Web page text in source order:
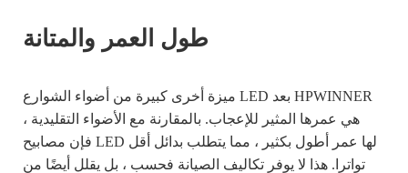
طول العمر والمتانة
ميزة أخرى كبيرة من أضواء الشوارع LED بعد HPWINNER
هي عمرها المثير للإعجاب. بالمقارنة مع الأضواء التقليدية ،
فإن مصابيح LED لها عمر أطول بكثير ، مما يتطلب بدائل أقل
تواترا. هذا لا يوفر تكاليف الصيانة فحسب ، بل يقلل أيضًا من